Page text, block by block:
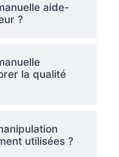
aide-
?
la qualité
utilisées ?